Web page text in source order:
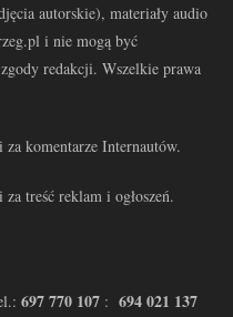
autorskie), materiały audio
i nie mogą być
redakcji. Wszelkie prawa
komentarze Internautów.
treść reklam i ogłoszeń.
697 770 107 : 694 021 137